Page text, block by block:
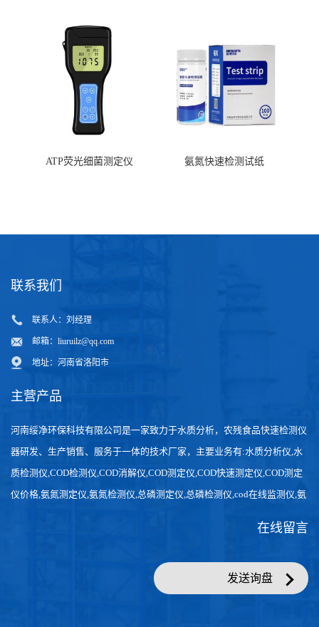
ATP荧光细菌测定仪 氨氮快速检测试纸
联系我们
联系人：刘经理
邮箱： liuruilz@qq.com
地址：河南省洛阳市
主营产品
河南绥净环保科技有限公司是一家致力于水质分析，农残食品快速检测仪
器研发、生产销售、服务于一体的技术厂家，主要业务有:水质分析仪,水
质检测仪,COD检测仪,COD消解仪,COD测定仪,COD快速测定仪,COD测定
仪价格,氨氮测定仪,氨氮检测仪,总磷测定仪,总磷检测仪,cod在线监测仪,氨
在线留言
发送询盘